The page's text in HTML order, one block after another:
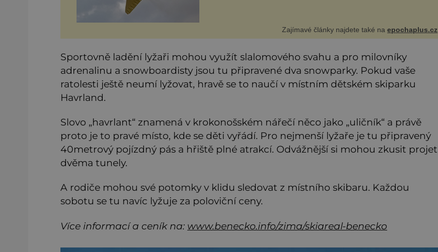
Zajímavé články najdete také naepochaplus.cz
Sportovně ladění lyžaři mohou využít slalomového svahu a pro milovníky
adrenalinu a snowboardisty jsou tu připravené dva snowparky. Pokud vaše
ratolesti ještě neumí lyžovat, hravě se to naučí v místním dětském skiparku
Havrland.
Slovo „havrlant“ znamená v krokonošském nářečí něco jako „uličník“ a právě
proto je to pravé místo, kde se děti vyřádí. Pro nejmenší lyžaře je tu připravený
40metrový pojízdný pás a hřiště plné atrakcí. Odvážnější si mohou zkusit projet
dvěma tunely.
A rodiče mohou své potomky v klidu sledovat z místního skibaru. Každou
sobotu se tu navíc lyžuje za poloviční ceny.
Více informací a ceník na: www.benecko.info/zima/skiareal-benecko